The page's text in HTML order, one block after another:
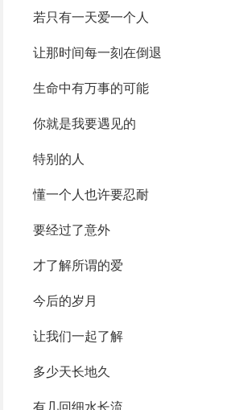
若只有一天爱一个人
让那时间每一刻在倒退
生命中有万事的可能
你就是我要遇见的
特别的人
懂一个人也许要忍耐
要经过了意外
才了解所谓的爱
今后的岁月
让我们一起了解
多少天长地久